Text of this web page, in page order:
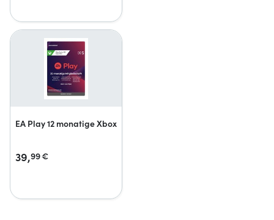
EA Play 12 monatige Xbox
39,99€